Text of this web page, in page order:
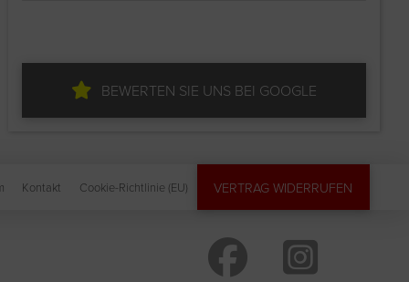
BEWERTEN SIE UNS BEI GOOGLE
Kontakt Cookie-Richtlinie (EU) VERTRAG WIDERRUFEN